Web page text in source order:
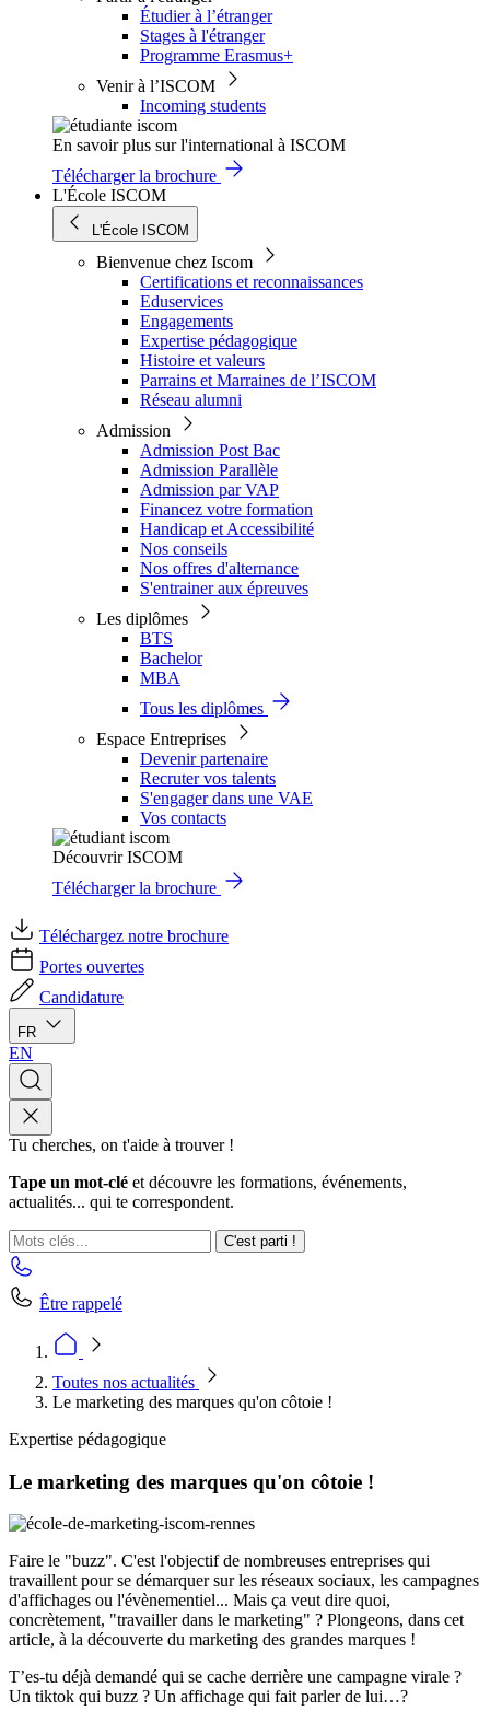
Étudier à l’étranger
Stages à l'étranger
Programme Erasmus+
Venir à l’ISCOM
Incoming students
En savoir plus sur l'international à ISCOM
Télécharger la brochure
L'École ISCOM
L'École ISCOM
Bienvenue chez Iscom
Certifications et reconnaissances
Eduservices
Engagements
Expertise pédagogique
Histoire et valeurs
Parrains et Marraines de l’ISCOM
Réseau alumni
Admission
Admission Post Bac
Admission Parallèle
Admission par VAP
Financez votre formation
Handicap et Accessibilité
Nos conseils
Nos offres d'alternance
S'entrainer aux épreuves
Les diplômes
BTS
Bachelor
MBA
Tous les diplômes
Espace Entreprises
Devenir partenaire
Recruter vos talents
S'engager dans une VAE
Vos contacts
Découvrir ISCOM
Télécharger la brochure
Téléchargez notre brochure
Portes ouvertes
Candidature
FR
EN
Tu cherches, on t'aide à trouver !
Tape un mot-clé et découvre les formations, événements,
actualités... qui te correspondent.
C'est parti !
Être rappelé
Toutes nos actualités
Le marketing des marques qu'on côtoie !
Expertise pédagogique
Le marketing des marques qu'on côtoie !
Faire le "buzz". C'est l'objectif de nombreuses entreprises qui
travaillent pour se démarquer sur les réseaux sociaux, les campagnes
d'affichages ou l'évènementiel... Mais ça veut dire quoi,
concrètement, "travailler dans le marketing" ? Plongeons, dans cet
article, à la découverte du marketing des grandes marques !
T’es-tu déjà demandé qui se cache derrière une campagne virale ?
Un tiktok qui buzz ? Un affichage qui fait parler de lui…?